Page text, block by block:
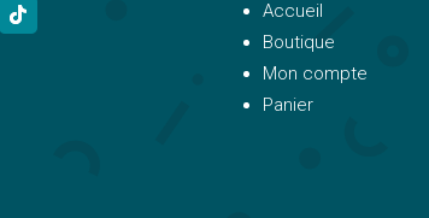
Accueil
Boutique
Mon compte
Panier